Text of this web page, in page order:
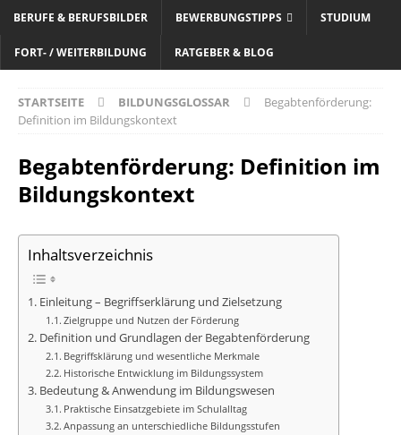
BERUFE & BERUFSBILDER BEWERBUNGSTIPPS STUDIUM
FORT- / WEITERBILDUNG RATGEBER & BLOG
STARTSEITE BILDUNGSGLOSSAR
Begabtenförderung:
Definition im Bildungskontext
Begabtenförderung: Definition im
Bildungskontext
Inhaltsverzeichnis
Einleitung – Begriffserklärung und Zielsetzung
Zielgruppe und Nutzen der Förderung
Definition und Grundlagen der Begabtenförderung
Begriffsklärung und wesentliche Merkmale
Historische Entwicklung im Bildungssystem
Bedeutung & Anwendung im Bildungswesen
Praktische Einsatzgebiete im Schulalltag
Anpassung an unterschiedliche Bildungsstufen